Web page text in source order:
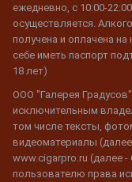
ежедневно, с 10:00-
осуществляется.
получена и оплачена на
себе иметь паспорт
18 лет)
ООО "Галерея
исключительным
том числе тексты,
видеоматериалы
www.cigarpro.ru (далее -
пользователю права